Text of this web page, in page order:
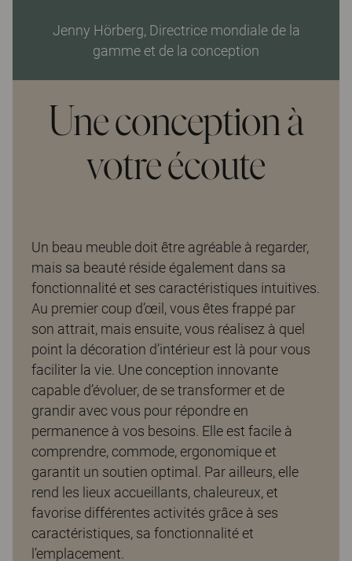
Jenny Hörberg, Directrice mondiale de la
gamme et de la conception
Une conception à
votre écoute
Un beau meuble doit être agréable à regarder,
mais sa beauté réside également dans sa
fonctionnalité et ses caractéristiques intuitives.
Au premier coup d’œil, vous êtes frappé par
son attrait, mais ensuite, vous réalisez à quel
point la décoration d’intérieur est là pour vous
faciliter la vie. Une conception innovante
capable d’évoluer, de se transformer et de
grandir avec vous pour répondre en
permanence à vos besoins. Elle est facile à
comprendre, commode, ergonomique et
garantit un soutien optimal. Par ailleurs, elle
rend les lieux accueillants, chaleureux, et
favorise différentes activités grâce à ses
caractéristiques, sa fonctionnalité et
l’emplacement.